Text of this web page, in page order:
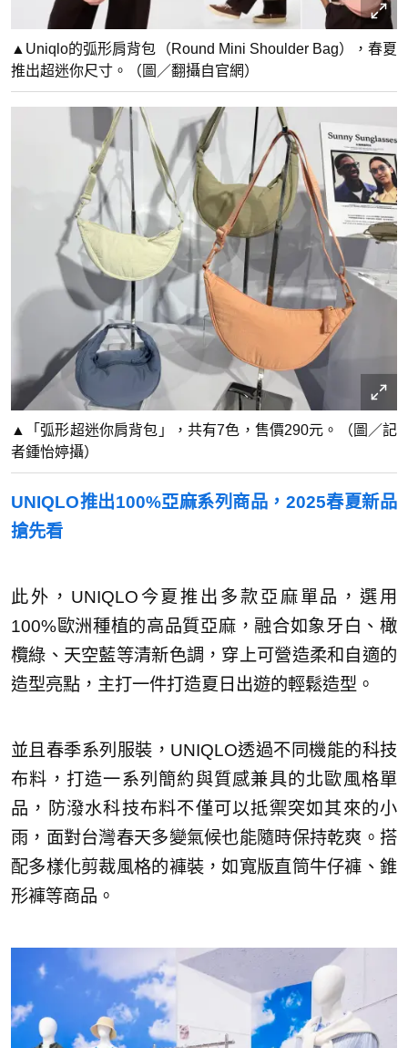
▲Uniqlo的弧形肩背包（Round Mini Shoulder Bag），春夏
推出超迷你尺寸。（圖／翻攝自官網）
▲「弧形超迷你肩背包」，共有7色，售價290元。（圖／記
者鍾怡婷攝）
UNIQLO推出100%亞麻系列商品，2025春夏新品
搶先看
此外，UNIQLO今夏推出多款亞麻單品，選用
100%歐洲種植的高品質亞麻，融合如象牙白、橄
欖綠、天空藍等清新色調，穿上可營造柔和自適的
造型亮點，主打一件打造夏日出遊的輕鬆造型。
並且春季系列服裝，UNIQLO透過不同機能的科技
布料，打造一系列簡約與質感兼具的北歐風格單
品，防潑水科技布料不僅可以抵禦突如其來的小
雨，面對台灣春天多變氣候也能隨時保持乾爽。搭
配多樣化剪裁風格的褲裝，如寬版直筒牛仔褲、錐
形褲等商品。